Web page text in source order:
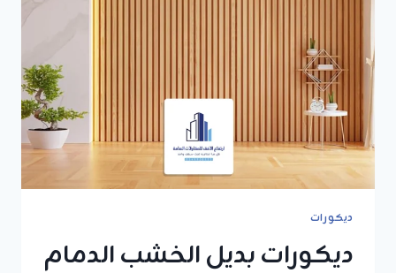
0549908153
ديكورات
ديكورات بديل الخشب الدمام